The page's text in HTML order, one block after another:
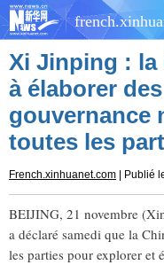
Xi Jinping : la
à élaborer
gouvernance
toutes les
French.xinhuanet.com | Publié
BEIJING, 21 novembre
a déclaré samedi que la
les parties pour explorer et